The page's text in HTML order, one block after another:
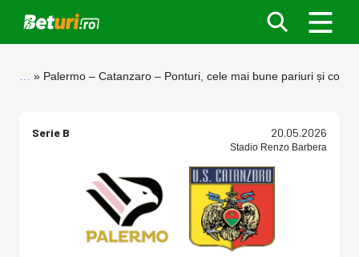
Palermo – Catanzaro – Ponturi, cele mai bune pariuri și cote
Serie B 20.05.2026
Stadio Renzo Barbera